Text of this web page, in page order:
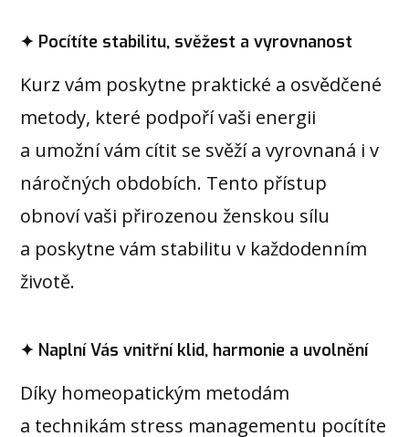
✦ Pocítíte stabilitu, svěžest a vyrovnanost
Kurz vám poskytne praktické a osvědčené
metody, které podpoří vaši energii
a umožní vám cítit se svěží a vyrovnaná i v
náročných obdobích. Tento přístup
obnoví vaši přirozenou ženskou sílu
a poskytne vám stabilitu v každodenním
životě.
✦ Naplní Vás vnitřní klid, harmonie a uvolnění
Díky homeopatickým metodám
a technikám stress managementu pocítíte